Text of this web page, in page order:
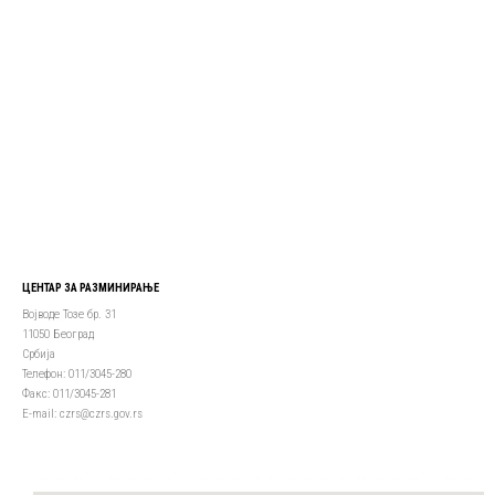
ЦЕНТАР ЗА РАЗМИНИРАЊЕ
Војводе Тозе бр. 31
11050 Београд
Србија
Телефон: 011/3045-280
Факс: 011/3045-281
Е-mail: czrs@czrs.gov.rs